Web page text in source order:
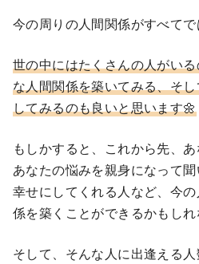
今の周りの人間関係がすべてで
世の中にはたくさんの人がい
な人間関係を築いてみる、そ
してみるのも良いと思います🌼
もしかすると、これから先、あ
あなたの悩みを親身になって
幸せにしてくれる人など、今
係を築くことができるかもし
そして、そんな人に出逢える